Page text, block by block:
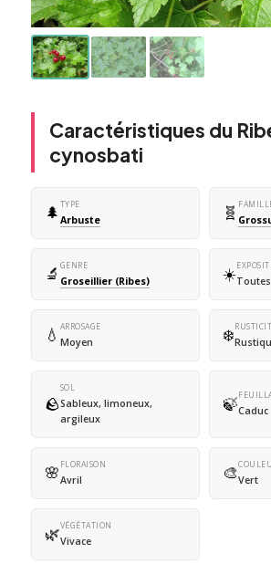
Caractéristiques du
cynosbati
🌲 TYPE
Arbuste 🧬
🔬 GENRE
Groseillier (Ribes) ☀️Toutes
💧 ARROSAGE
Moyen ❄️
🪨
SOL
Sableux, limoneux,
argileux
🍃Caduc
🌸 FLORAISON
Avril 🎨Vert
🌿VÉGÉTATION
Vivace